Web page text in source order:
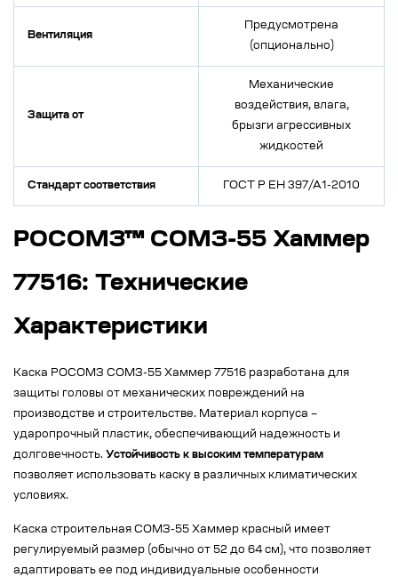
Вентиляция
Предусмотрена
(опционально)
Защита от
Механические
воздействия, влага,
брызги агрессивных
жидкостей
Стандарт соответствия ГОСТ Р ЕН 397/А1-2010
РОСОМЗ™ СОМЗ-55 Хаммер
77516: Технические
Характеристики
Каска РОСОМЗ СОМЗ-55 Хаммер 77516 разработана для
защиты головы от механических повреждений на
производстве и строительстве. Материал корпуса –
ударопрочный пластик, обеспечивающий надежность и
долговечность. Устойчивость к высоким температурам
позволяет использовать каску в различных климатических
условиях.
Каска строительная СОМЗ-55 Хаммер красный имеет
регулируемый размер (обычно от 52 до 64 см), что позволяет
адаптировать ее под индивидуальные особенности